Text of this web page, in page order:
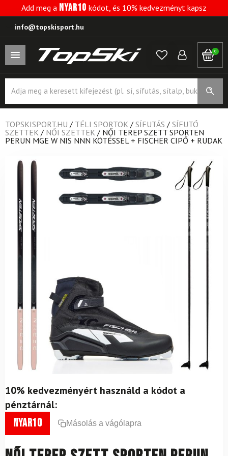
Add meg a NYAR10 kódot, és 10% kedvezményt kapsz
info@topskisport.hu
0
search
TOPSKISPORT.HU / TÉLI SPORTOK / SÍFUTÁS / SÍFUTÓ
SZETTEK / NŐI SZETTEK / NŐI TEREP SZETT SPORTEN
PERUN MGE W NIS NNN KÖTÉSSEL + FISCHER CIPŐ + RUDAK
10% kedvezményért használd a kódot a
pénztárnál:
nyar10 Másolás a vágólapra